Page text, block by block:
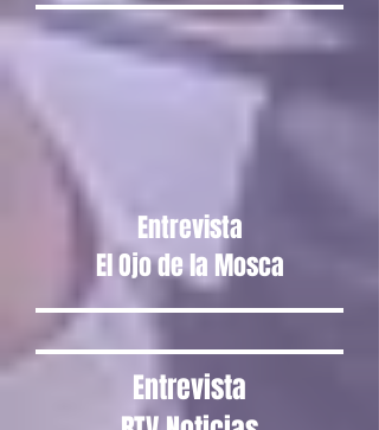
Entrevista
El Ojo de la Mosca
Entrevista